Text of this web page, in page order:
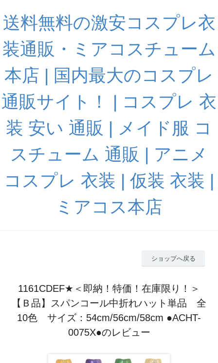
送料無料の激安コスプレ衣
装通販・ミアコスチューム
本店 | 国内最大のコスプレ
通販サイト！ | コスプレ 衣
装 安い 通販 | メイド服 コ
スチューム 通販 | アニメ
コスプレ 衣装 | 仮装 衣装 |
ミアコス本店
ショップへ戻る
1161CDEF★＜即納！特価！在庫限り！＞
【Ｂ品】スパンコール中折れハット単品 全
10色 サイズ：54cm/56cm/58cm ●ACHT-
0075X●のレビュー